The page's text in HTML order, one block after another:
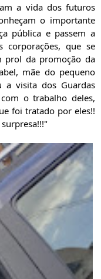
a vida dos futuros
o importante
pública e passem a
corporações, que se
prol da promoção da
mãe do pequeno
a visita dos Guardas
o trabalho deles,
foi tratado por eles!!